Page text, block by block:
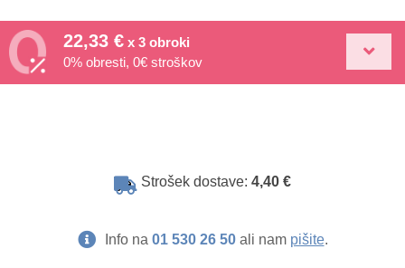
22,33 € x 3 obroki
0% obresti, 0€ stroškov
Strošek dostave: 4,40 €
Info na 01 530 26 50ali nam pišite.